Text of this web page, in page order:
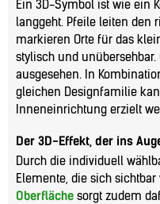
Ein 3D-Symbol ist wie ein
langgeht. Pfeile leiten den
markieren Orte für das
stylisch und
ausgesehen. In
gleichen Designfamilie
Inneneinrichtung erzielt
Der 3D-Effekt, der ins
Durch die individuell
Elemente, die sich sichtbar
Oberfläche sorgt zudem